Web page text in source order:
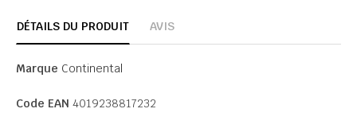
DÉTAILS DU PRODUIT AVIS
Marque Continental
Code EAN 4019238817232